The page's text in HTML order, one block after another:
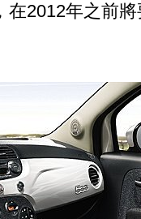
在2012年之前